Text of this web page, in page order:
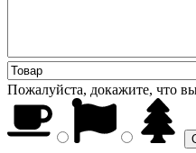
Пожалуйста, докажите, что